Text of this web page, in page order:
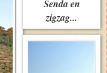
Senda en
zigzag...